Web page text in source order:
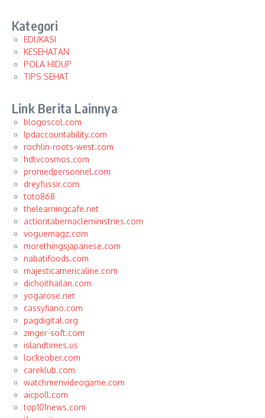
Kategori
EDUKASI
KESEHATAN
POLA HIDUP
TIPS SEHAT
Link Berita Lainnya
blogoscol.com
lpdaccountability.com
rochlin-roots-west.com
hdtvcosmos.com
promedpersonnel.com
dreyfussir.com
toto868
thelearningcafe.net
actiontabernacleministries.com
voguemagz.com
morethingsjapanese.com
nabatifoods.com
majesticamericaline.com
dichoithailan.com
yogarose.net
cassyfiano.com
pagdigital.org
zinger-soft.com
islandtimes.us
lockeober.com
careklub.com
watchmenvideogame.com
aicpoll.com
top101news.com